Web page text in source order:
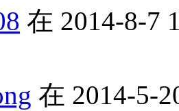
在 2014-8-7
在 2014-5-